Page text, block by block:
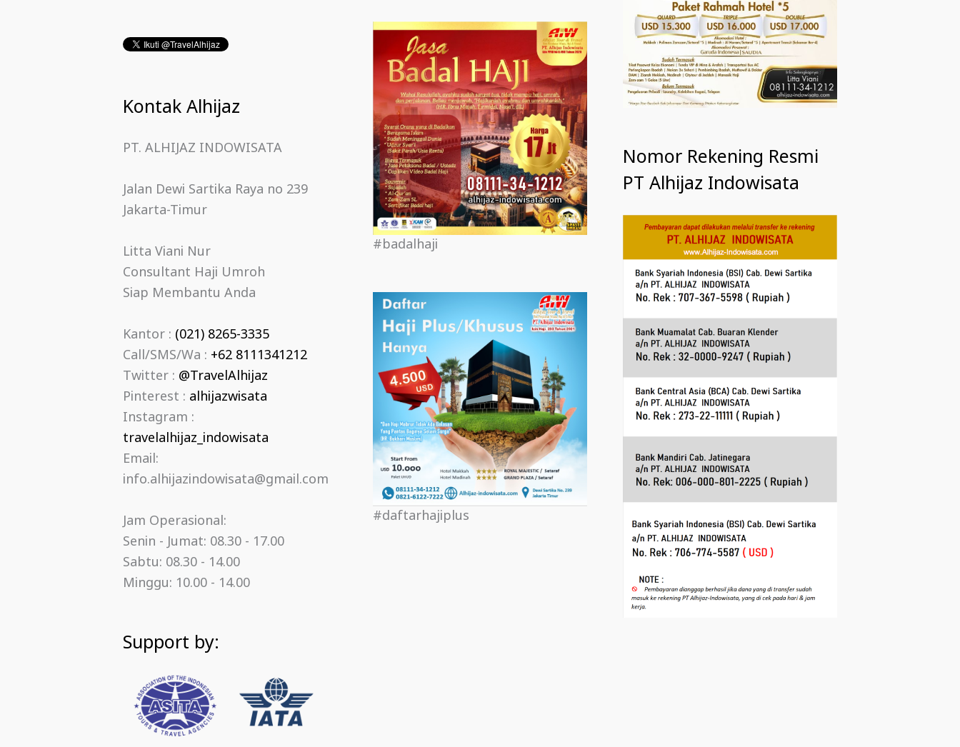
Kontak Alhijaz
PT. ALHIJAZ INDOWISATA
Jalan Dewi Sartika Raya no 239
Jakarta-Timur
Litta Viani Nur
Consultant Haji Umroh
Siap Membantu Anda
Kantor : (021) 8265-3335
Call/SMS/Wa : +62 8111341212
Twitter : @TravelAlhijaz
Pinterest : alhijazwisata
Instagram :
travelalhijaz_indowisata
Email:
info.alhijazindowisata@gmail.com
Jam Operasional:
Senin - Jumat: 08.30 - 17.00
Sabtu: 08.30 - 14.00
Minggu: 10.00 - 14.00
Support by:
#badalhaji
#daftarhajiplus
Nomor Rekening Resmi
PT Alhijaz Indowisata